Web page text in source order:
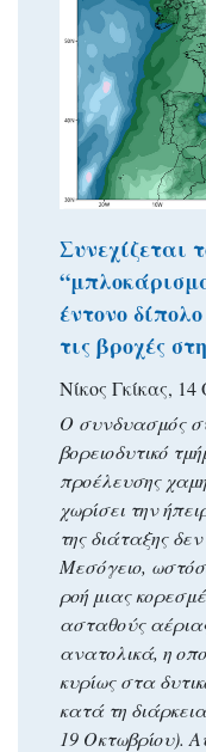
Συνεχίζεται
έντονο
τις βροχές
Νίκος Γκίκας,
Ο συνδυασμός
βορειοδυτικό
προέλευσης
χωρίσει την
της διάταξης
Μεσόγειο,
ροή μιας
ασταθούς
ανατολικά, η
κυρίως στα
κατά τη
19 Οκτωβρίου).